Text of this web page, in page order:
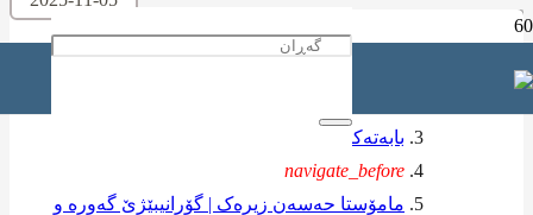
بابەتەکانی تر
navigate_before
مامۆستا حەسەن زیرەک | گۆرانیبێژێ گەورە و